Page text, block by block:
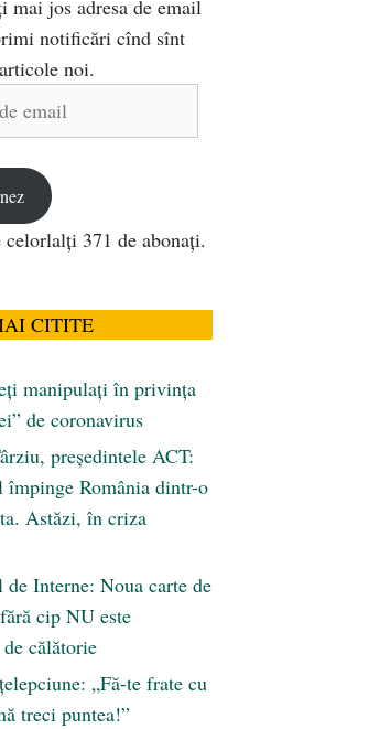
mai jos adresa de email
notificări cînd sînt
noi.
371 de abonați.
CITITE
manipulați în privința
de coronavirus
președintele ACT:
împinge România dintr-o
Astăzi, în criza
Interne: Noua carte de
cip NU este
călătorie
„Fă-te frate cu
treci puntea!”